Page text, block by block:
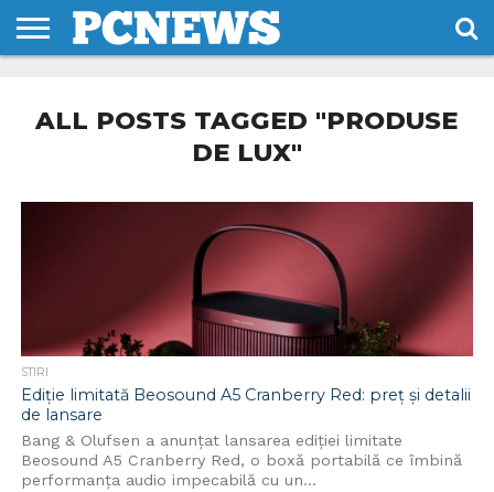
NOI
SI
CONDITII
ALL POSTS TAGGED "PRODUSE
DE LUX"
STIRI
Ediție limitată Beosound A5 Cranberry Red: preț și detalii
de lansare
Bang & Olufsen a anunțat lansarea ediției limitate
Beosound A5 Cranberry Red, o boxă portabilă ce îmbină
performanța audio impecabilă cu un...